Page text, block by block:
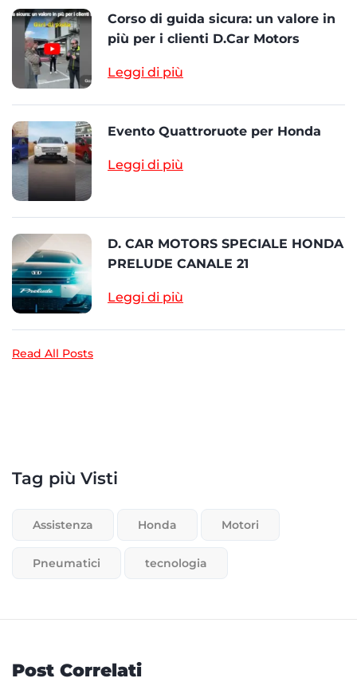
Corso di guida sicura: un valore in
più per i clienti D.Car Motors
Leggi di più
Evento Quattroruote per Honda
Leggi di più
D. CAR MOTORS SPECIALE HONDA
PRELUDE CANALE 21
Leggi di più
Read All Posts
Tag più Visti
Assistenza Honda Motori
Pneumatici tecnologia
Post Correlati